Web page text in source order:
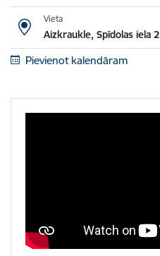
Vieta
Aizkraukle, Spīdolas iela 2
Pievienot kalendāram